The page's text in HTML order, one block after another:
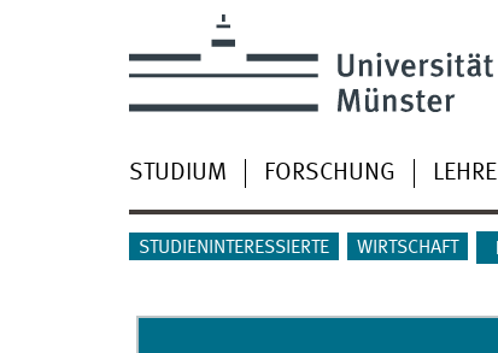
STUDIUM FORSCHUNG LEHRE
STUDIENINTERESSIERTE WIRTSCHAFT